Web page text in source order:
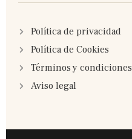
Política de privacidad
Política de Cookies
Términos y condiciones
Aviso legal